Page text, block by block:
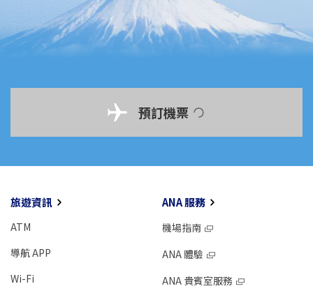
預訂機票
旅遊資訊
ATM
導航 APP
Wi-Fi
ANA 服務
機場指南
ANA 體驗
ANA 貴賓室服務